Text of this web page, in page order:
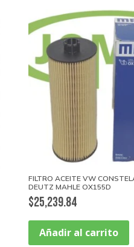
FILTRO ACEITE VW
DEUTZ MAHLE OX155D
$25,239.84
Añadir al carrito